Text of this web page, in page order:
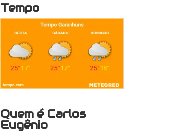
Tempo
Quem é Carlos
Eugênio